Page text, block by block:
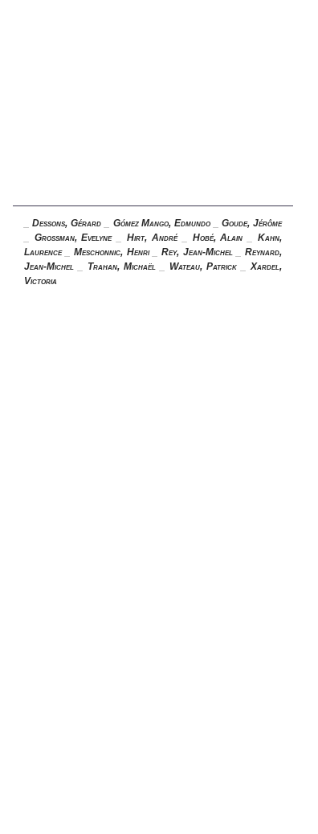
_Dessons, Gérard Gómez Mango, Edmundo _Goude, Jérôme
Grossman, Evelyne_Hirt, André_ Hobé, Alain _Kahn,
Laurence_Meschonnic, Henri_Rey, Jean-Michel_Reynard,
Jean-Michel_ Trahan, Michaël_ Wateau, Patrick _Xardel,
Victoria